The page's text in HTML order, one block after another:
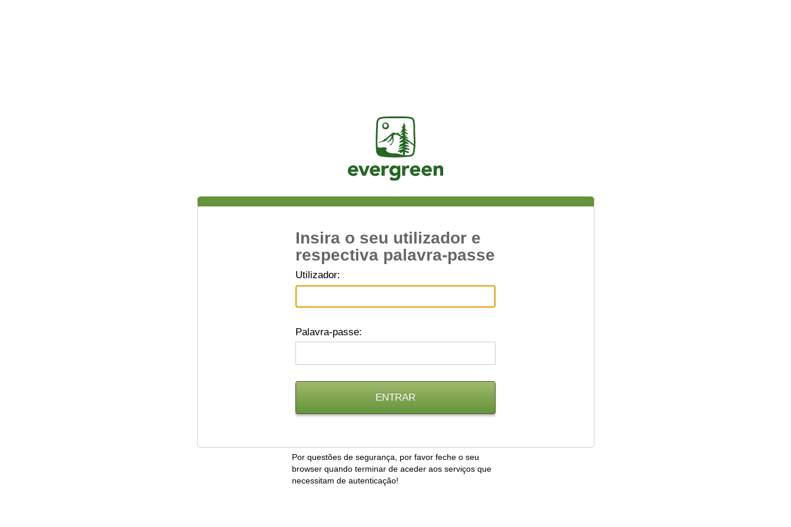
Jasig
Insira o seu utilizador e
respectiva palavra-passe
Utilizador:
Palavra-passe:
Por questões de segurança, por favor feche o seu
browser quando terminar de aceder aos serviços que
necessitam de autenticação!